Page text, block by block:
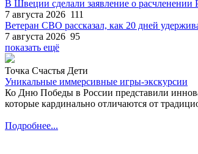
В Швеции сделали заявление о расчленении
7 августа 2026 111
Ветеран СВО рассказал, как 20 дней
7 августа 2026 95
показать ещё
Точка Счастья Дети
Уникальные иммерсивные игры-экскурсии
Ко Дню Победы в России представили
которые кардинально отличаются от
Подробнее...